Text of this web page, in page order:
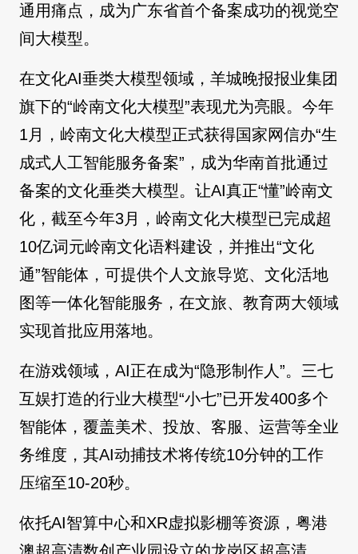
通用痛点，成为广东省首个备案成功的视觉空
间大模型。
在文化AI垂类大模型领域，羊城晚报报业集团
旗下的“岭南文化大模型”表现尤为亮眼。今年
1月，岭南文化大模型正式获得国家网信办“生
成式人工智能服务备案”，成为华南首批通过
备案的文化垂类大模型。让AI真正“懂”岭南文
化，截至今年3月，岭南文化大模型已完成超
10亿词元岭南文化语料建设，并推出“文化
通”智能体，可提供个人文旅导览、文化活地
图等一体化智能服务，在文旅、教育两大领域
实现首批应用落地。
在游戏领域，AI正在成为“隐形制作人”。三七
互娱打造的行业大模型“小七”已开发400多个
智能体，覆盖美术、投放、客服、运营等全业
务维度，其AI动捕技术将传统10分钟的工作
压缩至10-20秒。
依托AI智算中心和XR虚拟影棚等资源，粤港